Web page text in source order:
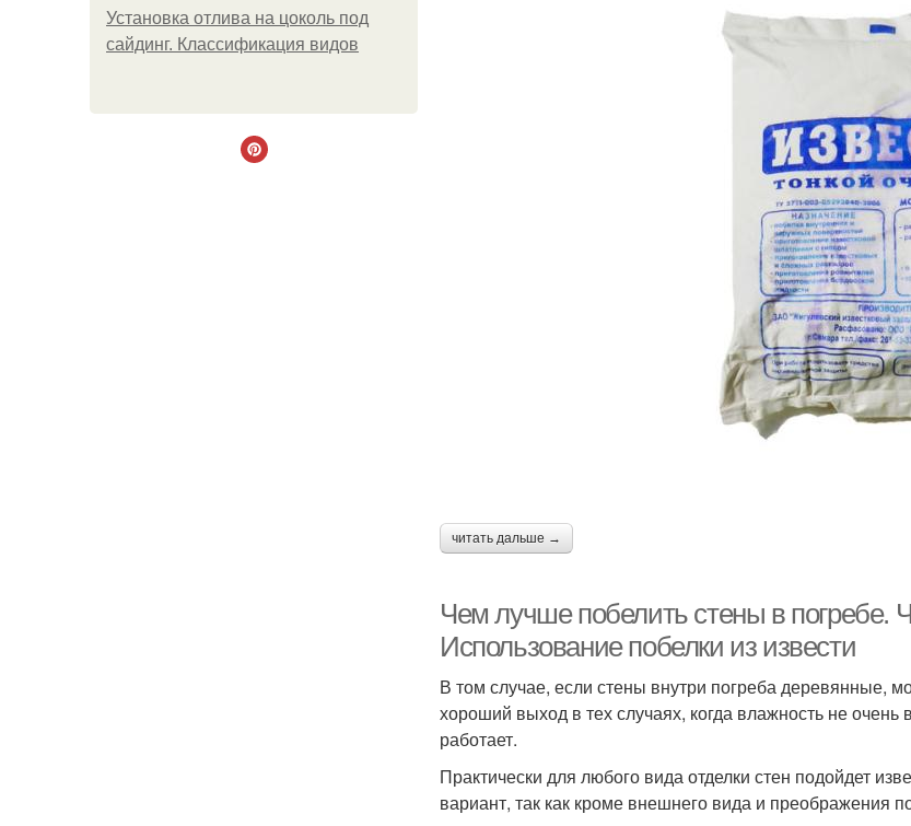
Установка отлива на цоколь под
сайдинг. Классификация видов
читать дальше →
Чем лучше побелить стены в погребе.
Использование побелки из извести
В том случае, если стены внутри погреба деревянные,
хороший выход в тех случаях, когда влажность не
работает.
Практически для любого вида отделки стен подойдет
вариант, так как кроме внешнего вида и преображения